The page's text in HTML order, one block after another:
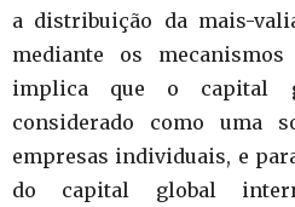
a distribuição da mais-
mediante os
implica que o capital
considerado como uma
empresas individuais, e
do capital global